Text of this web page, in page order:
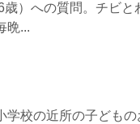
歳）への質問。チビと
晩...
学校の近所の子どもの